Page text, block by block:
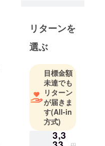
るとゾーン
に入ってい
るみたい。
「よくそん
なに動く
ね」と言わ
れるます
が、本人は
いたって気
楽です。岐
リターンを
選ぶ
目標金額
未達でも
リターン
が届きま
す(All-in
方式)
3,3